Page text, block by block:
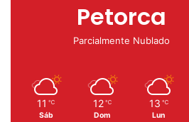
Petorca
Parcialmente Nublado
11 ℃
Sáb
12 ℃
Dom
13 ℃
Lun